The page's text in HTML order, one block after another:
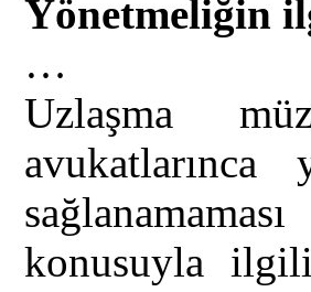
Yönetmeliğin
…
Uzlaşma
konusuyla